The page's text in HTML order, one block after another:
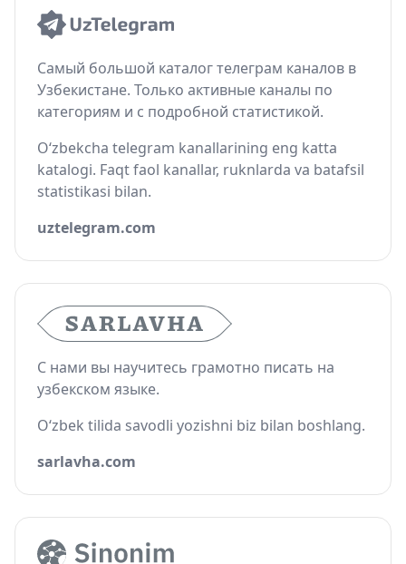
Самый большой каталог телеграм каналов в
Узбекистане. Только активные каналы по
категориям и с подробной статистикой.
O‘zbekcha telegram kanallarining eng katta
katalogi. Faqt faol kanallar, ruknlarda va batafsil
statistikasi bilan.
uztelegram.com
С нами вы научитесь грамотно писать на
узбекском языке.
O‘zbek tilida savodli yozishni biz bilan boshlang.
sarlavha.com